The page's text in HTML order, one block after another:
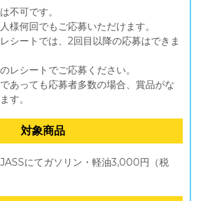
不可です。
様何回でもご応募いただけます。
シートでは、2回目以降の応募はできま
レシートでご応募ください。
あっても応募者多数の場合、賞品がな
す。
対象商品
にてガソリン・軽油3,000円（税